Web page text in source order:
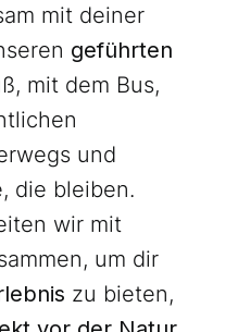
mit deiner
geführten
mit dem Bus,
und
die bleiben.
wir mit
um dir
zu bieten,